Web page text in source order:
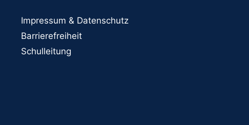
Impressum & Datenschutz
Barrierefreiheit
Schulleitung